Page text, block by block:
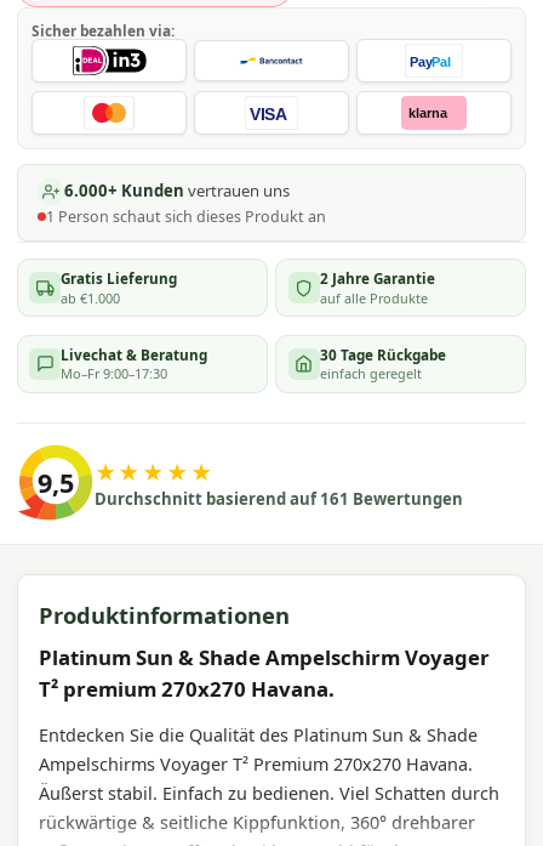
Sicher bezahlen via:
PayPal
VISA klarna
6.000+ Kunden vertrauen uns
1 Person schaut sich dieses Produkt an
Gratis Lieferung
ab €1.000
2 Jahre Garantie
auf alle Produkte
Livechat & Beratung
Mo–Fr 9:00–17:30
30 Tage Rückgabe
einfach geregelt
9,5 ★★★★★
Durchschnitt basierend auf 161 Bewertungen
Produktinformationen
Platinum Sun & Shade Ampelschirm Voyager
T² premium 270x270 Havana.
Entdecken Sie die Qualität des Platinum Sun & Shade
Ampelschirms Voyager T² Premium 270x270 Havana.
Äußerst stabil. Einfach zu bedienen. Viel Schatten durch
rückwärtige & seitliche Kippfunktion, 360° drehbarer